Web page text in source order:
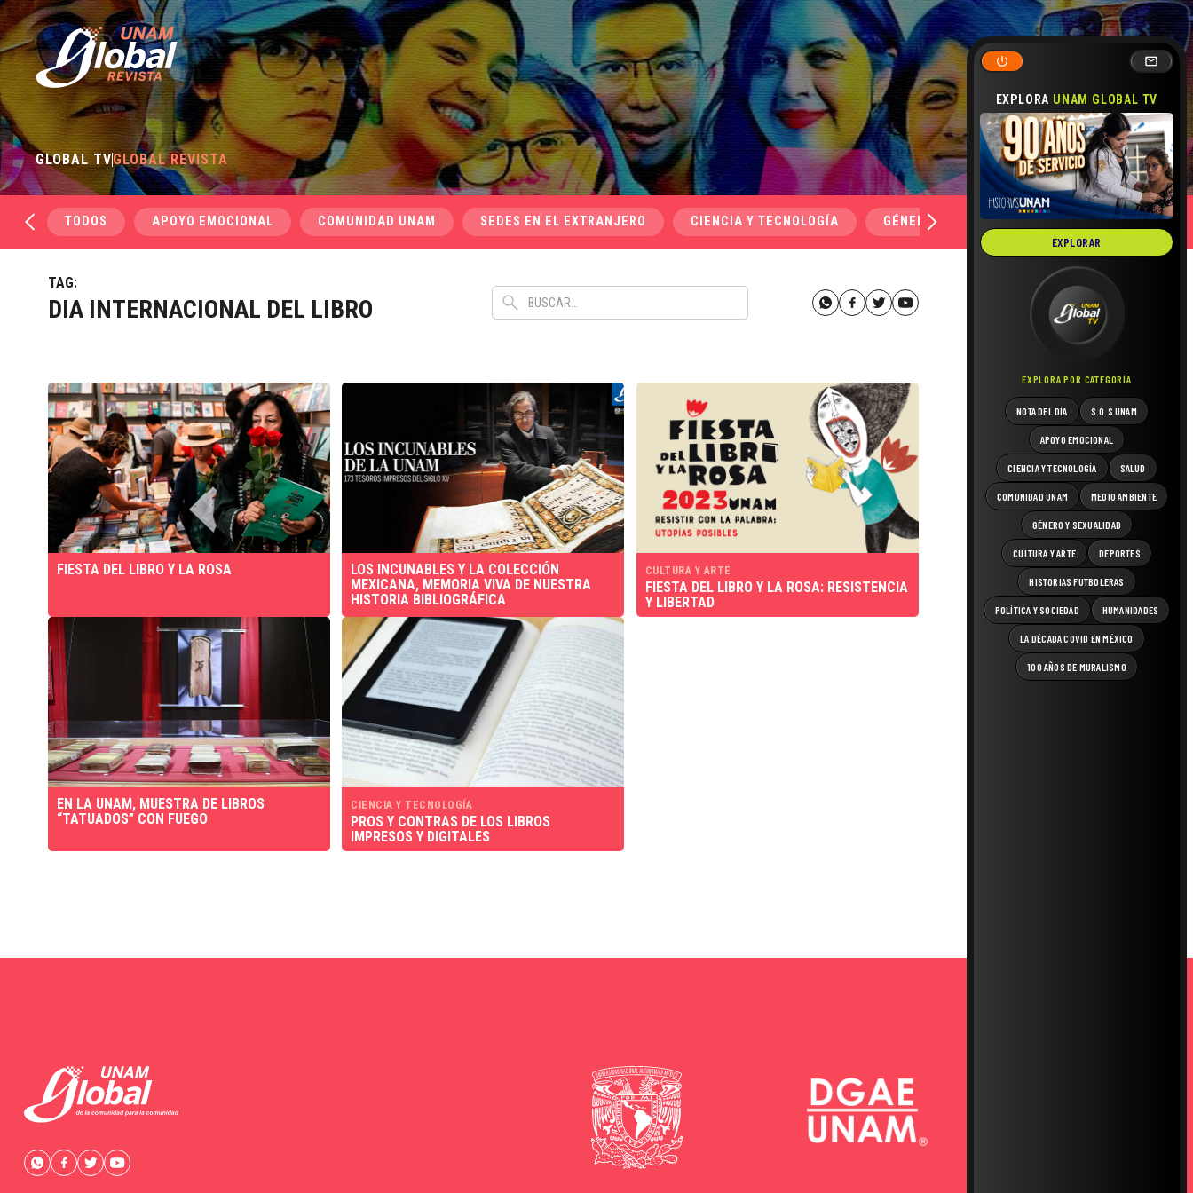
EXPLORA UNAM GLOBAL TV
EXPLORAR
EXPLORA POR CATEGORÍA
NOTA DEL DÍA S.O.S UNAM
APOYO EMOCIONAL
CIENCIA Y TECNOLOGÍA SALUD
COMUNIDAD UNAM MEDIO AMBIENTE
GÉNERO Y SEXUALIDAD
CULTURA Y ARTE DEPORTES
HISTORIAS FUTBOLERAS
POLÍTICA Y SOCIEDAD HUMANIDADES
LA DÉCADA COVID EN MÉXICO
100 AÑOS DE MURALISMO
GLOBAL TVGLOBAL REVISTA
TODOS APOYO EMOCIONAL COMUNIDAD UNAM SEDES EN EL EXTRANJERO CIENCIA Y TECNOLOGÍA GÉNERO Y SEXUALIDAD SALUD
TAG:
DIA INTERNACIONAL DEL LIBRO
FIESTA DEL LIBRO Y LA ROSA
LOS INCUNABLES Y LA COLECCIÓN
MEXICANA, MEMORIA VIVA DE NUESTRA
HISTORIA BIBLIOGRÁFICA
CULTURA Y ARTE
FIESTA DEL LIBRO Y LA ROSA: RESISTENCIA
Y LIBERTAD
EN LA UNAM, MUESTRA DE LIBROS
“TATUADOS” CON FUEGO
CIENCIA Y TECNOLOGÍA
PROS Y CONTRAS DE LOS LIBROS
IMPRESOS Y DIGITALES